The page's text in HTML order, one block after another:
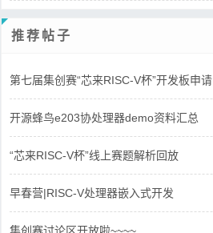
推荐帖子
第七届集创赛“芯来RISC-V杯”开发板申请
开源蜂鸟e203协处理器demo资料汇总
“芯来RISC-V杯”线上赛题解析回放
早春营|RISC-V处理器嵌入式开发
集创赛讨论区开放啦~~~~